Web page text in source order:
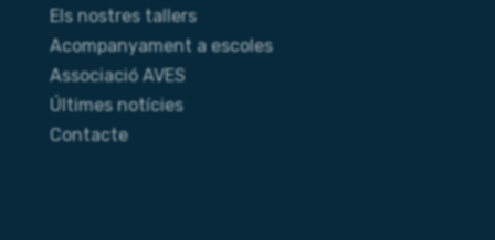
Els nostres tallers
Acompanyament a escoles
Associació AVES
Últimes notícies
Contacte